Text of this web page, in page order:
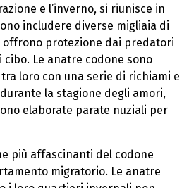
e l’inverno, si riunisce in
includere diverse migliaia di
offrono protezione dai predatori
Le anatre codone sono
loro con una serie di richiami e
la stagione degli amori,
elaborate parate nuziali per
più affascinanti del codone
migratorio. Le anatre